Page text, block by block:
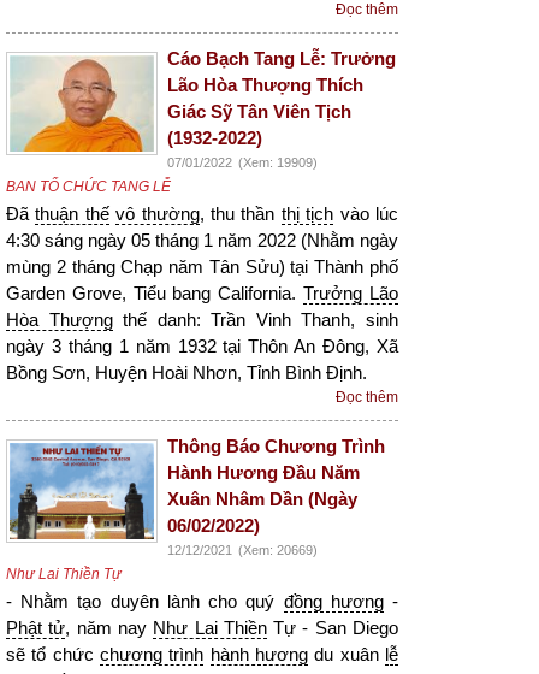
Đọc thêm
Cáo Bạch Tang Lễ: Trưởng
Lão Hòa Thượng Thích
Giác Sỹ Tân Viên Tịch
(1932-2022)
07/01/2022 (Xem: 19909)
BAN TỔ CHỨC TANG LỄ
Đãthuận thế vô thường, thu thần thị tịch vào lúc
4:30 sáng ngày 05 tháng 1 năm 2022 (Nhằm ngày
mùng 2 tháng Chạp năm Tân Sửu) tại Thành phố
Garden Grove, Tiểu bang California.Trưởng Lão
Hòa Thượngthế danh: Trần Vinh Thanh, sinh
ngày 3 tháng 1 năm 1932 tại Thôn An Đông, Xã
Bồng Sơn, Huyện Hoài Nhơn, Tỉnh Bình Định.
Đọc thêm
Thông Báo Chương Trình
Hành Hương Đầu Năm
Xuân Nhâm Dần (Ngày
06/02/2022)
12/12/2021 (Xem: 20669)
Như Lai Thiền Tự
- Nhằm tạo duyên lành cho quý đồng hương-
Phật tử, năm nay Như Lai ThiềnTự - San Diego
sẽ tổ chức chương trình hành hương du xuân lễ